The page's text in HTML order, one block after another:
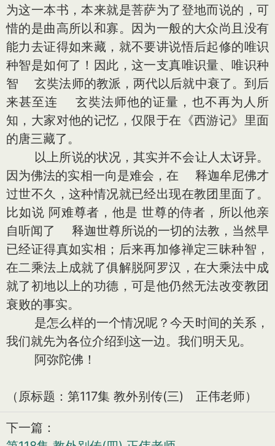
为这一本书，本来就是菩萨为了登地而说的，可
惜的是曲高所以和寡。因为一般的大众尚且没有
能力去证得如来藏，就不要讲说悟后起修的唯识
种智是如何了！因此，这一支真唯识量、唯识种
智 玄奘法师的教派，两代以后就中衰了。到后
来甚至连 玄奘法师他的证量，也不再为人所
知，大家对他的记忆，仅限于在《西游记》里面
的唐三藏了。
以上所说的状况，其实并不会让人太讶异。
因为佛法的实相一向是难会，在 释迦牟尼佛才
过世不久，这种情况就已经出现在教团里面了。
比如说 阿难尊者，他是 世尊的侍者，所以他亲
自听闻了 释迦世尊所说的一切的法教，当然早
已经证得真如实相；后来再加修禅定三昧种智，
在二乘法上成就了俱解脱阿罗汉，在大乘法中成
就了初地以上的功德，可是他仍然无法改变教团
衰败的事实。
是怎么样的一个情况呢？今天时间的关系，
我们就先为各位介绍到这一边。我们明天见。
阿弥陀佛！
（原标题：第117集 教外别传(三) 正伟老师）
下一篇：